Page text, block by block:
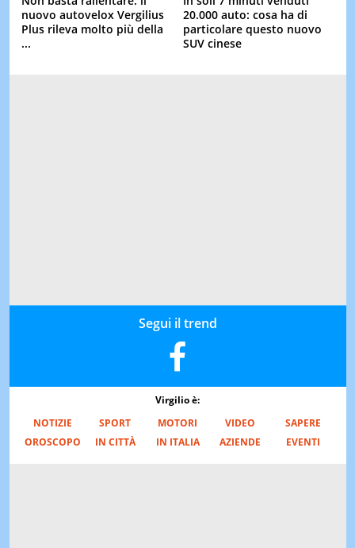
nuovo autovelox Vergilius
Plus rileva molto più della
...
20.000 auto: cosa ha di
particolare questo nuovo
SUV cinese
Segui il trend
Virgilio è:
NOTIZIE
SPORT MOTORI VIDEO
SAPERE
OROSCOPO
IN CITTÀ IN ITALIA AZIENDE EVENTI